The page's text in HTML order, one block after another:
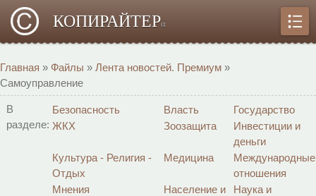
КОПИРАЙТЕРα
Главная » Файлы » Лента новостей. Премиум »
Самоуправление
В
разделе:
Безопасность Власть
Государство
ЖКХ
Зоозащита
Инвестиции и
деньги
Культура - Религия -
Отдых
Медицина
Международные
отношения
Мнения
Население и
Наука и